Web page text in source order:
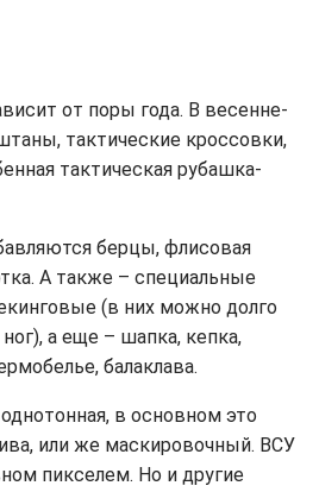
от поры года. В весенне-
тактические кроссовки,
тактическая рубашка-
берцы, флисовая
А также – специальные
(в них можно долго
а еще – шапка, кепка,
балаклава.
в основном это
или же маскировочный. ВСУ
пикселем. Но и другие